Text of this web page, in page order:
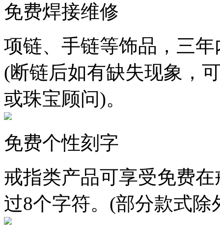
免费焊接维修
项链、手链等饰品，三
(断链后如有缺失现象，
或珠宝顾问)。
免费个性刻字
戒指类产品可享受免费
过8个字符。(部分款式